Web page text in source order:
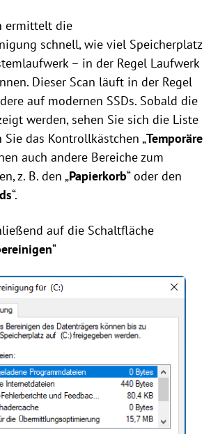
ermittelt die
schnell, wie viel Speicherplatz
– in der Regel Laufwerk
Dieser Scan läuft in der Regel
auf modernen SSDs. Sobald die
werden, sehen Sie sich die Liste
das Kontrollkästchen „Temporäre
auch andere Bereiche zum
z. B. den „Papierkorb“ oder den
“.
auf die Schaltfläche
“